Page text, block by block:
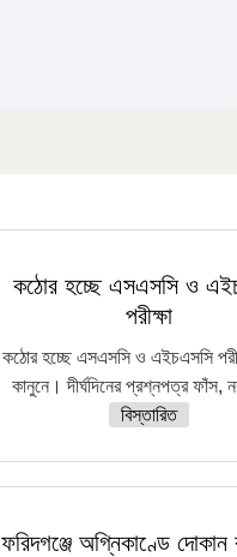
কঠোর হচ্ছে এসএসসি ও
পরীক্ষা
কঠোর হচ্ছে এসএসসি ও এইচএসসি
কানুনে। দীর্ঘদিনের প্রশ্নপত্র ফাঁস,
বিস্তারিত
ফরিদগঞ্জে অগ্নিকাণ্ডে দোকান